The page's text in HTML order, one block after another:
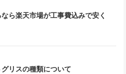
ら楽天市場が工事費込みで安く
リスの種類について